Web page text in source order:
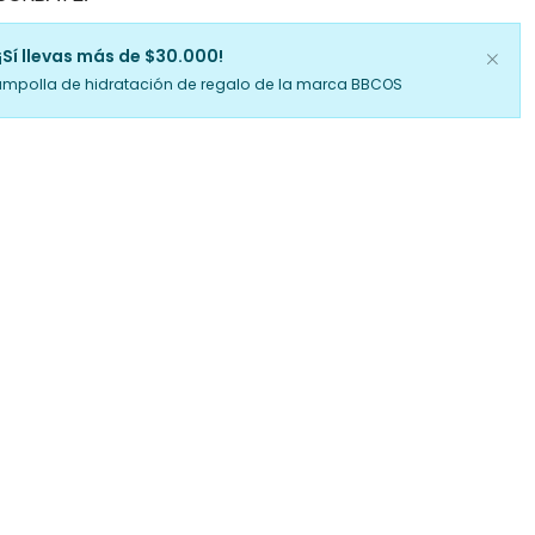
¡Sí llevas más de $30.000!
de hidratación de regalo de la marca BBCOS